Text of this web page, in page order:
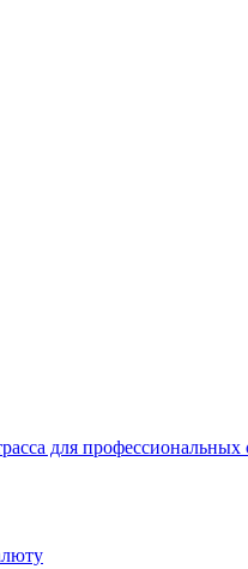
для профессиональных